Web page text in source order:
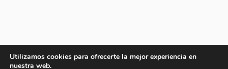
Utilizamos cookies para ofrecerte la mejor experiencia en
nuestra web.